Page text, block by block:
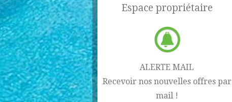
Espace propriétaire
ALERTE MAIL
Recevoir nos nouvelles offres par
mail !